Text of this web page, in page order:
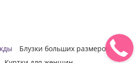
Блузки больших размеров